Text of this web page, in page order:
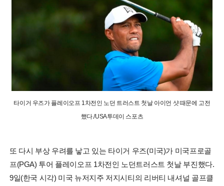
타이거 우즈가 플레이오프 1차전인 노던 트러스트 첫날 아이언 샷 때문에 고전
했다./USA투데이 스포츠
또 다시 부상 우려를 낳고 있는 타이거 우즈(미국)가 미국프로골
프(PGA) 투어 플레이오프 1차전인 노던트러스트 첫날 부진했다.
9일(한국 시각) 미국 뉴저지주 저지시티의 리버티 내셔널 골프클